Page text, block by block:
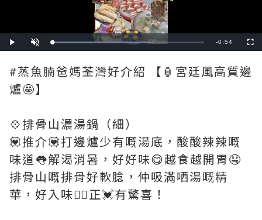
Play Unmute Loaded:
66.67%
Remaining
-0:54
#蒸魚腩爸媽荃灣好介紹 【🏮宮廷風高質邊
爐🤩】
💠排骨山濃湯鍋（細）
💟推介💟打邊爐少有嘅湯底，酸酸辣辣嘅
味道👅解渴消暑，好好味😋越食越開胃🤤
排骨山嘅排骨好軟腍，仲吸滿哂湯嘅精
華，好入味👍🏻正💓有驚喜！